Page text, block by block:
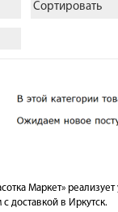
Сортировать
Маркет»
доставкой в Иркутск.